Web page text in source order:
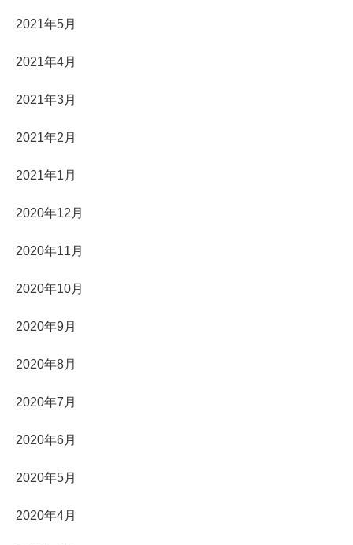
2021年5月
2021年4月
2021年3月
2021年2月
2021年1月
2020年12月
2020年11月
2020年10月
2020年9月
2020年8月
2020年7月
2020年6月
2020年5月
2020年4月